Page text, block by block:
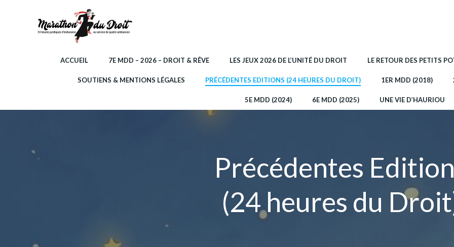
ACCUEIL 7E MDD – 2026 – DROIT & RÊVE LES JEUX 2026 DE L’UNITÉ DU DROIT LE RETOUR DES PETITS
SOUTIENS & MENTIONS LÉGALES PRÉCÉDENTES EDITIONS (24 HEURES DU DROIT) 1ER MDD (2018)
5E MDD (2024) 6E MDD (2025) UNE VIE D’HAURIOU
Précédentes
(24 heures du